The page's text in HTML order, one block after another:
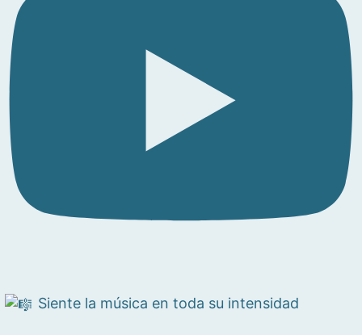
Siente la música en toda su intensidad